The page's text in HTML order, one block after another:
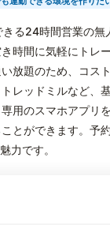
る24時間営業の
時間に気軽にト
放題のため、コス
レッドミルなど、
用のスマホアプリ
とができます。予
力です。